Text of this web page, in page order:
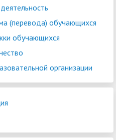
(перевода) обучающихся
обучающихся
организации